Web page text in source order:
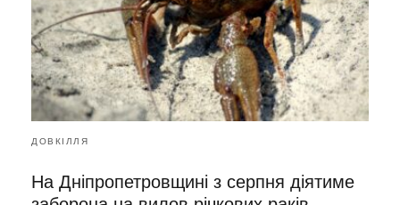
ДОВКІЛЛЯ
На Дніпропетровщині з серпня діятиме